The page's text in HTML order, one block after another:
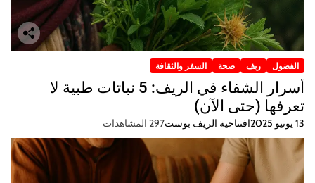
الفضول ريف صحة السفر والثقافة
أسرار الشفاء في الريف: 5 نباتات طبية لا
تعرفها (حتى الآن)
13 يونيو 2025 افتتاحية الريف بوست297 المشاهدات